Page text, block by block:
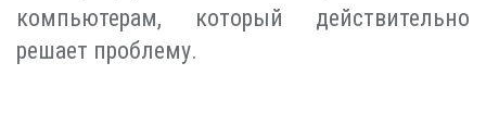
компьютерам, который действительно
решает проблему.